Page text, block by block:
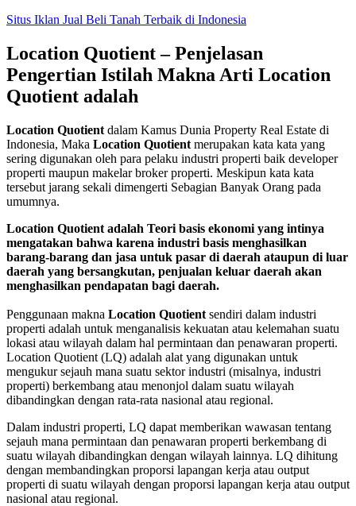
Skip
content
Situs Iklan Jual Beli Tanah Terbaik di Indonesia
Location Quotient – Penjelasan
Pengertian Istilah Makna Arti Location
Quotient adalah
Location Quotient dalam Kamus Dunia Property Real Estate di
Indonesia, Maka Location Quotient merupakan kata kata yang
sering digunakan oleh para pelaku industri properti baik developer
properti maupun makelar broker properti. Meskipun kata kata
tersebut jarang sekali dimengerti Sebagian Banyak Orang pada
umumnya.
Location Quotient adalah Teori basis ekonomi yang intinya
mengatakan bahwa karena industri basis menghasilkan
barang-barang dan jasa untuk pasar di daerah ataupun di luar
daerah yang bersangkutan, penjualan keluar daerah akan
menghasilkan pendapatan bagi daerah.
Penggunaan makna Location Quotient sendiri dalam industri
properti adalah untuk menganalisis kekuatan atau kelemahan suatu
lokasi atau wilayah dalam hal permintaan dan penawaran properti.
Location Quotient (LQ) adalah alat yang digunakan untuk
mengukur sejauh mana suatu sektor industri (misalnya, industri
properti) berkembang atau menonjol dalam suatu wilayah
dibandingkan dengan rata-rata nasional atau regional.
Dalam industri properti, LQ dapat memberikan wawasan tentang
sejauh mana permintaan dan penawaran properti berkembang di
suatu wilayah dibandingkan dengan wilayah lainnya. LQ dihitung
dengan membandingkan proporsi lapangan kerja atau output
properti di suatu wilayah dengan proporsi lapangan kerja atau output
nasional atau regional.